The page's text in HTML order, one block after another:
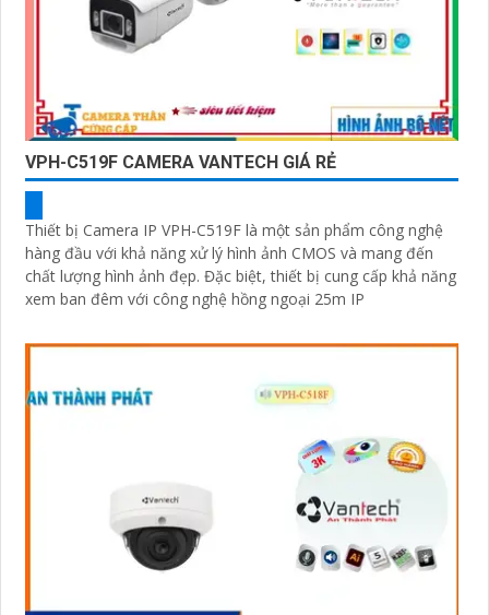
VPH-C519F CAMERA VANTECH GIÁ RẺ
Thiết bị Camera IP VPH-C519F là một sản phẩm công nghệ
hàng đầu với khả năng xử lý hình ảnh CMOS và mang đến
chất lượng hình ảnh đẹp. Đặc biệt, thiết bị cung cấp khả năng
xem ban đêm với công nghệ hồng ngoại 25m IP